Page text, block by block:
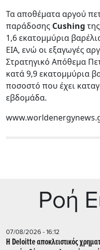
Τα αποθέματα αργού
παράδοσης Cushing
1,6 εκατομμύρια
EIA, ενώ οι εξαγωγές
Στρατηγικό Απόθεμα
κατά 9,9 εκατομμύρια
ποσοστό που έχει
εβδομάδα.
Ρoή
07/08/2026 - 16:12
Η Deloitte αποκλειστικός